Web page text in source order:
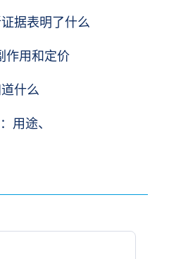
据表明了什么
作用和定价
什么
用途、